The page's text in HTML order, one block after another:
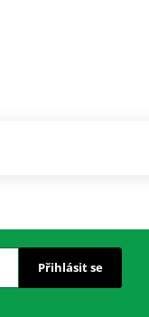
Přihlásit se